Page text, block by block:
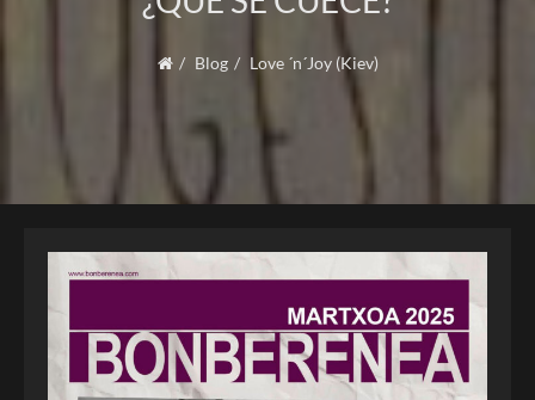
Blog Love ´n´Joy (Kiev)